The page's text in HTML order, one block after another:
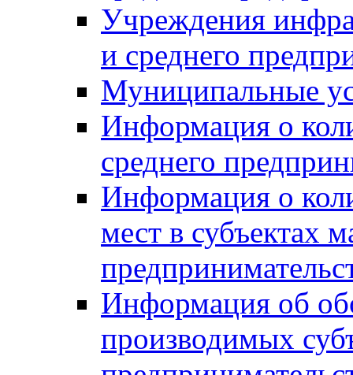
Учреждения
и среднего
Муниципальные
Информация о
среднего
Информация о
мест в субъектах
Информация об
производимых